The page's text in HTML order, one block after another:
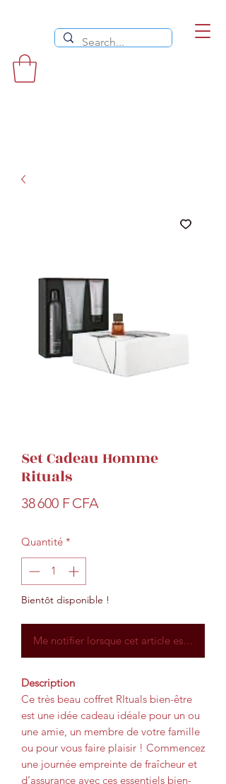
Set Cadeau Homme
Rituals
38 600 F CFA
Quantité *
Bientôt disponible !
Me notifier lorsque cet article est
Description
Ce très beau coffret RItuals bien-être
est une idée cadeau idéale pour un ou
une amie, un membre de votre famille
ou pour vous faire plaisir ! Commencez
une journée empreinte de fraîcheur et
d’assurance avec ces essentiels bien-